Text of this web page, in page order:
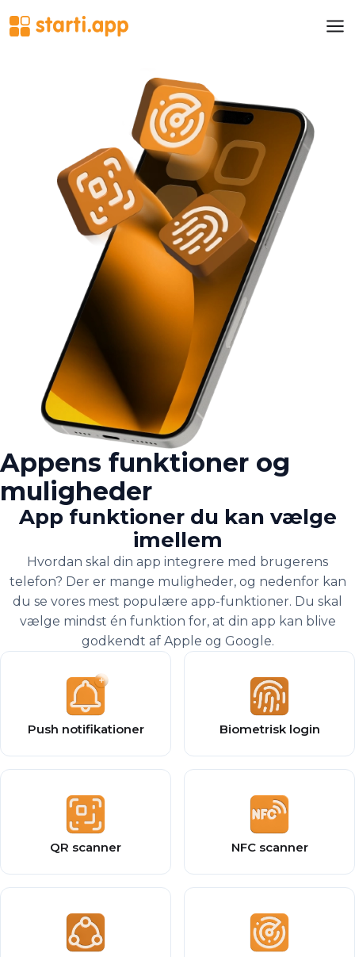
Appens funktioner og
muligheder
App funktioner du kan vælge
imellem
Hvordan skal din app integrere med brugerens
telefon? Der er mange muligheder, og nedenfor kan
du se vores mest populære app-funktioner. Du skal
vælge mindst én funktion for, at din app kan blive
godkendt af Apple og Google.
Push notifikationer Biometrisk login
QR scanner NFC scanner